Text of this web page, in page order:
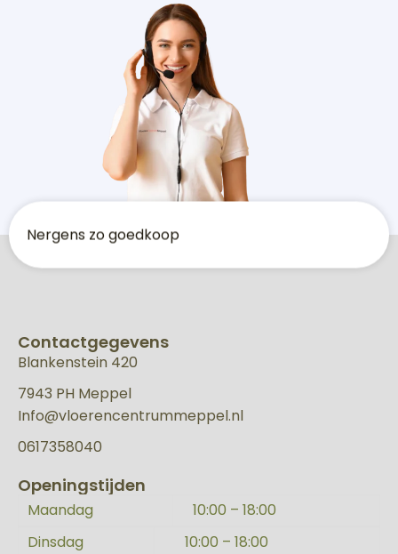
Nergens zo goedkoop
Contactgegevens
Blankenstein 420
7943 PH Meppel
Info@vloerencentrummeppel.nl
0617358040
Openingstijden
Maandag
10:00 – 18:00
Dinsdag
10:00 – 18:00